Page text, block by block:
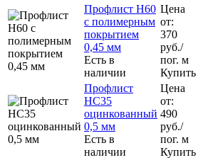
Профлист Н60
с полимерным
покрытием
0,45 мм
Есть в
наличии
Цена
от:
370
руб./
пог. м
Купить
Профлист
НС35
оцинкованный
0,5 мм
Есть в
наличии
Цена
от:
490
руб./
пог. м
Купить